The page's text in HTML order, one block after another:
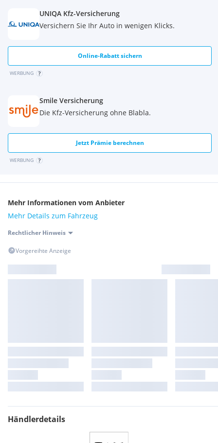
UNIQA Kfz-Versicherung
Versichern Sie Ihr Auto in wenigen Klicks.
Online-Rabatt sichern
WERBUNG
Smile Versicherung
Die Kfz-Versicherung ohne Blabla.
Jetzt Prämie berechnen
WERBUNG
Mehr Informationen vom Anbieter
Mehr Details zum Fahrzeug
Rechtlicher Hinweis
Vorgereihte Anzeige
Händlerdetails